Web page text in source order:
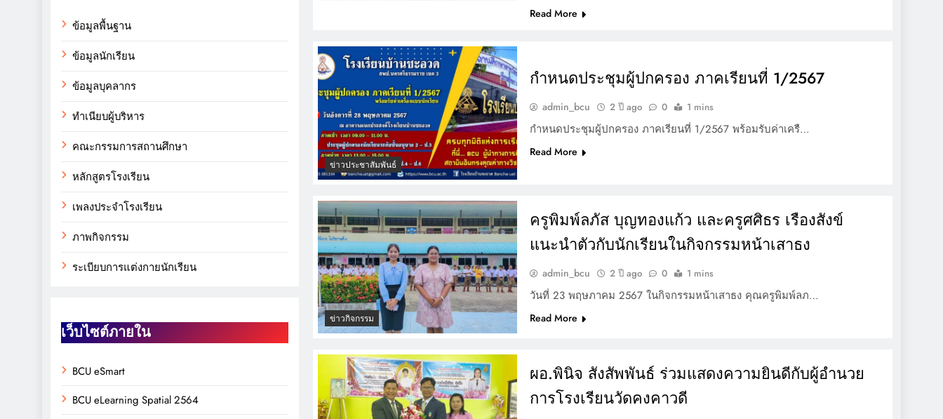
ข้อมูลพื้นฐาน
ข้อมูลนักเรียน
ข้อมูลบุคลากร
ทำเนียบผู้บริหาร
คณะกรรมการสถานศึกษา
หลักสูตรโรงเรียน
เพลงประจำโรงเรียน
ภาพกิจกรรม
ระเบียบการแต่งกายนักเรียน
เว็บไซต์ภายใน
BCU eSmart
BCU eLearning Spatial 2564
Read More
ข่าวประชาสัมพันธ์
กำหนดประชุมผู้ปกครอง ภาคเรียนที่ 1/2567
admin_bcu 2 ปี ago 0 1 mins
กำหนดประชุมผู้ปกครอง ภาคเรียนที่ 1/2567 พร้อมรับค่าเครื…
Read More
ข่าวกิจกรรม
ครูพิมพ์ลภัส บุญทองแก้ว และครูศศิธร เรืองสังข์
แนะนำตัวกับนักเรียนในกิจกรรมหน้าเสาธง
admin_bcu 2 ปี ago 0 1 mins
วันที่ 23 พฤษภาคม 2567 ในกิจกรรมหน้าเสาธง คุณครูพิมพ์ลภ…
Read More
ผอ.พินิจ สังสัพพันธ์ ร่วมแสดงความยินดีกับผู้อำนวย
การโรงเรียนวัดคงคาวดี